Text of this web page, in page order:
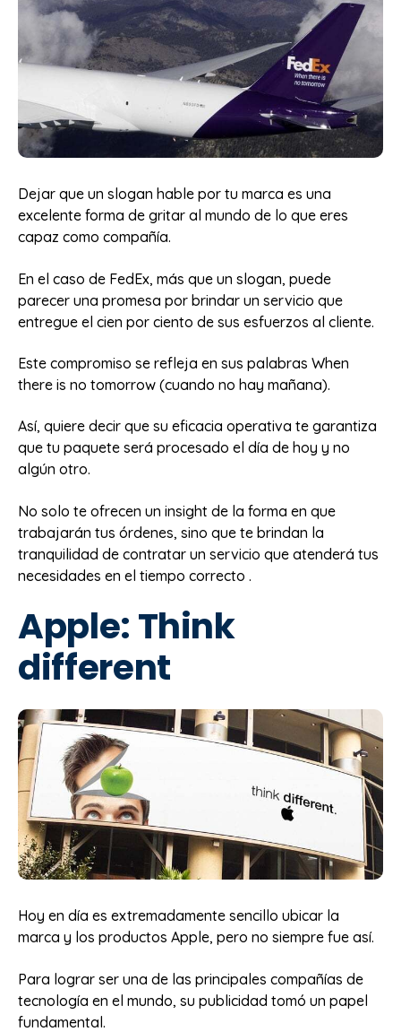
Dejar que un slogan hable por tu marca es una
excelente forma de gritar al mundo de lo que eres
capaz como compañía.
En el caso de FedEx, más que un slogan, puede
parecer una promesa por brindar un servicio que
entregue el cien por ciento de sus esfuerzos al cliente.
Este compromiso se refleja en sus palabras When
there is no tomorrow (cuando no hay mañana).
Así, quiere decir que su eficacia operativa te garantiza
que tu paquete será procesado el día de hoy y no
algún otro.
No solo te ofrecen un insight de la forma en que
trabajarán tus órdenes, sino que te brindan la
tranquilidad de contratar un servicio que atenderá tus
necesidades en el tiempo correcto .
Apple: Think
different
Hoy en día es extremadamente sencillo ubicar la
marca y los productos Apple, pero no siempre fue así.
Para lograr ser una de las principales compañías de
tecnología en el mundo, su publicidad tomó un papel
fundamental.